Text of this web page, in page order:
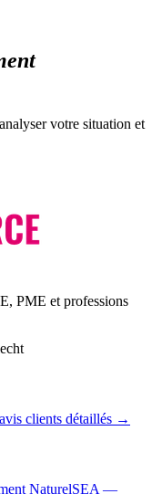
votre situation et
PME et professions
clients détaillés →
NaturelSEA —